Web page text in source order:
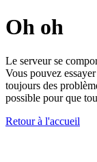
Oh oh
Le serveur se
Vous pouvez
toujours des
possible pour que
Retour à l'accueil